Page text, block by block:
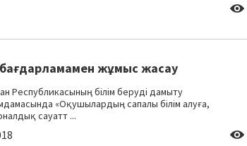
жұмыс жасау
Республикасының білім беруді дамыту
«Оқушылардың сапалы білім алуға,
сауатт ...